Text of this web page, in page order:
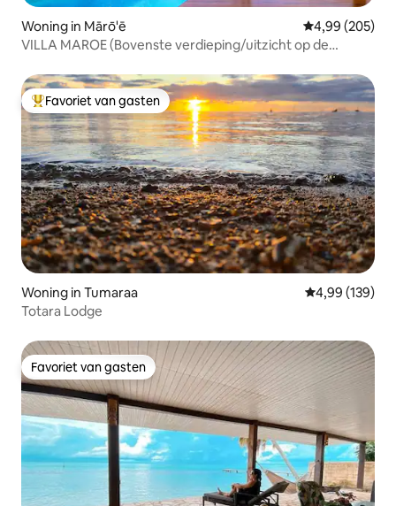
Woning in Mārō'ē Gemiddelde
4,99 (205)
VILLA MAROE (Bovenste verdieping/uitzicht op de
Topfavoriet van gasten
Favoriet van gasten
Woning in Tumaraa Gemiddelde
4,99 (139)
Totara Lodge
Favoriet van gasten
Favoriet van gasten